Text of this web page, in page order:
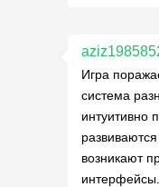
Игра
система
интуитивно
возникают